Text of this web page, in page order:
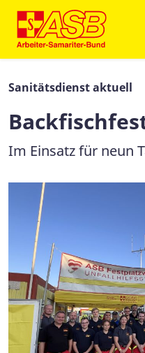
Sanitätsdienst aktuell
Im Einsatz für neun